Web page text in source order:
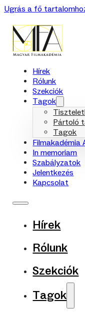
Ugrás a fő
Hírek
Rólunk
Szekciók
Tagok
Pártoló
Tagok
Filmakadémia
In memoriam
Szabályzatok
Jelentkezés
Kapcsolat
Hírek
Rólunk
Szekciók
Tagok